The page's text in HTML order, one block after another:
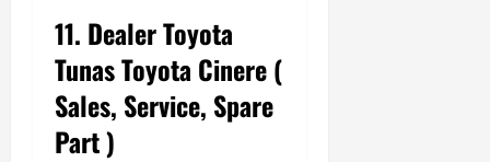
11. Dealer Toyota
Tunas Toyota Cinere (
Sales, Service, Spare
Part )